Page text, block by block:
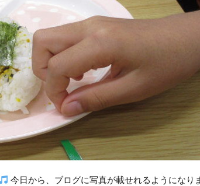
今日から、ブログに写真が載せれるようになり